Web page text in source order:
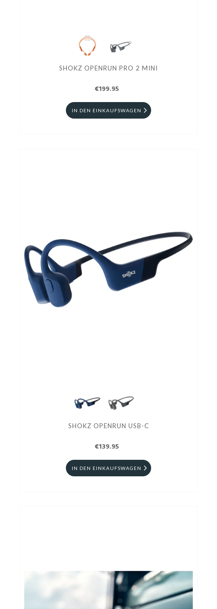
SHOKZ OPENRUN PRO 2 MINI
€199.95
IN DEN EINKAUFSWAGEN
SHOKZ OPENRUN USB-C
€139.95
IN DEN EINKAUFSWAGEN